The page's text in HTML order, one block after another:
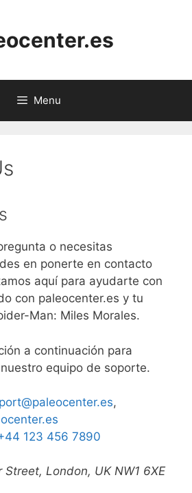
Menu
o necesitas
en ponerte en contacto
aquí para ayudarte con
con paleocenter.es y tu
Man: Miles Morales.
a continuación para
equipo de soporte.
,
123 456 7890
Street, London, UK NW1 6XE